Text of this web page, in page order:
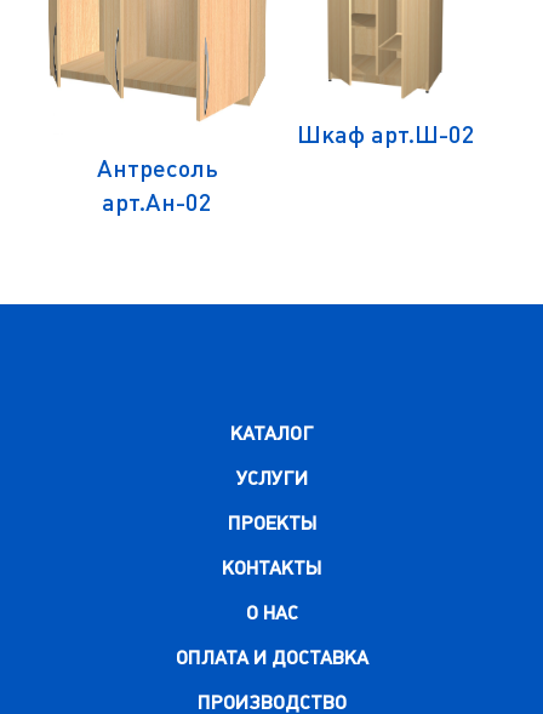
Антресоль
арт.Ан-02
Шкаф арт.Ш-02
КАТАЛОГ
УСЛУГИ
ПРОЕКТЫ
КОНТАКТЫ
О НАС
ОПЛАТА И ДОСТАВКА
ПРОИЗВОДСТВО